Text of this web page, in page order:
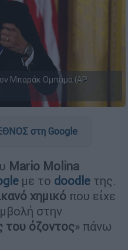
Μπαράκ Ομπάμα (AP
στη Google
Mario Molina
με το doodle της.
χημικό που είχε
στην
του όζοντος» πάνω